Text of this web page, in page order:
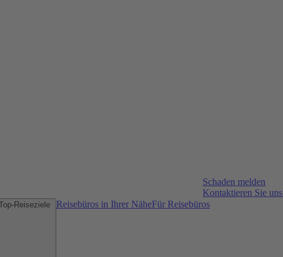
Schaden melden
Kontaktieren Sie
Reisebüros in Ihrer NäheFür Reisebüros